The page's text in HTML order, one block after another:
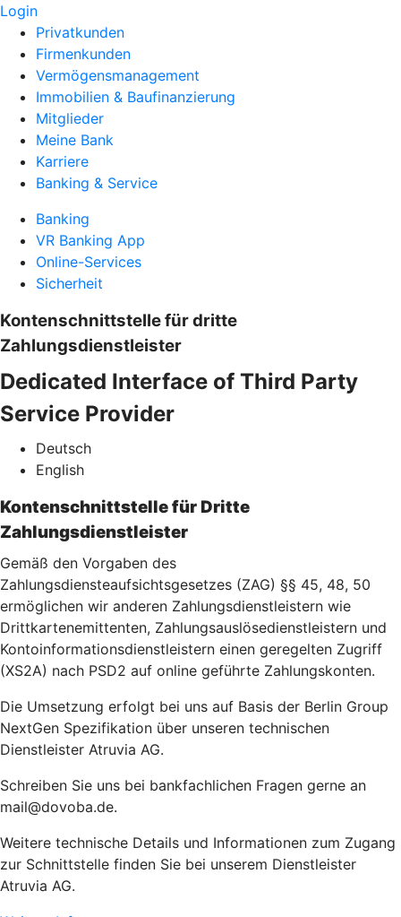
Login
Privatkunden
Firmenkunden
Vermögensmanagement
Immobilien & Baufinanzierung
Mitglieder
Meine Bank
Karriere
Banking & Service
Banking
VR Banking App
Online-Services
Sicherheit
Kontenschnittstelle für dritte
Zahlungsdienstleister
Dedicated Interface of Third Party
Service Provider
Deutsch
English
Kontenschnittstelle für Dritte
Zahlungsdienstleister
Gemäß den Vorgaben des
Zahlungsdiensteaufsichtsgesetzes (ZAG) §§ 45, 48, 50
ermöglichen wir anderen Zahlungsdienstleistern wie
Drittkartenemittenten, Zahlungsauslösedienstleistern und
Kontoinformationsdienstleistern einen geregelten Zugriff
(XS2A) nach PSD2 auf online geführte Zahlungskonten.
Die Umsetzung erfolgt bei uns auf Basis der Berlin Group
NextGen Spezifikation über unseren technischen
Dienstleister Atruvia AG.
Schreiben Sie uns bei bankfachlichen Fragen gerne an
mail@dovoba.de.
Weitere technische Details und Informationen zum Zugang
zur Schnittstelle finden Sie bei unserem Dienstleister
Atruvia AG.